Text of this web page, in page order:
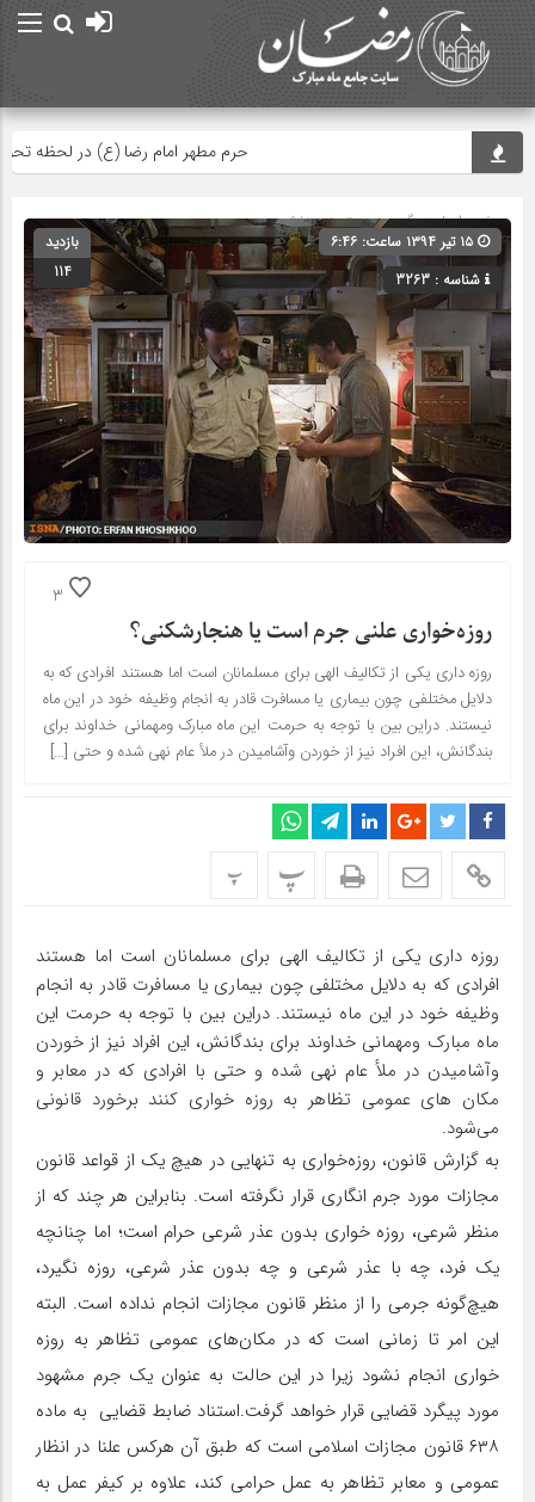
حرم مطهر امام رضا (ع) در لحظه تحویل
صفحه اصلی» گروه » دسته‌بندی نشده
شناسه : 3263
بازدید
114
3
روزه‌خواری علنی جرم است یا هنجارشکنی؟
روزه داری یکی از تکالیف الهی برای مسلمانان است اما هستند افرادی که به
دلایل مختلفی چون بیماری یا مسافرت قادر به انجام وظیفه خود در این ماه
نیستند. دراین بین با توجه به حرمت این ماه مبارک ومهمانی خداوند برای
بندگانش، این افراد نیز از خوردن وآشامیدن در ملأ عام نهی شده و حتی […]
پ پ
روزه داری یکی از تکالیف الهی برای مسلمانان است اما هستند
افرادی که به دلایل مختلفی چون بیماری یا مسافرت قادر به انجام
وظیفه خود در این ماه نیستند. دراین بین با توجه به حرمت این
ماه مبارک ومهمانی خداوند برای بندگانش، این افراد نیز از خوردن
وآشامیدن در ملأ عام نهی شده و حتی با افرادی که در معابر و
مکان های عمومی تظاهر به روزه خواری کنند برخورد قانونی
می‌شود.
به گزارش قانون، روزه‌خواری به تنهایی در هیچ یک از قواعد قانون
مجازات مورد جرم انگاری قرار نگرفته است. بنابراین هر چند که از
منظر شرعی، روزه خواری بدون عذر شرعی حرام است؛ اما چنانچه
یک فرد، چه با عذر شرعی و چه بدون عذر شرعی، روزه نگیرد،
هیچ‌گونه جرمی را از منظر قانون مجازات انجام نداده است. البته
این امر تا زمانی است که در مکان‌های عمومی تظاهر به روزه
خواری انجام نشود زیرا در این حالت به عنوان یک جرم مشهود
مورد پیگرد قضایی قرار خواهد گرفت.استناد ضابط قضایی به ماده
۶۳۸ قانون مجازات اسلامی است که طبق آن هرکس علنا در انظار
عمومی و معابر تظاهر به عمل حرامی کند، علاوه بر کیفر عمل به